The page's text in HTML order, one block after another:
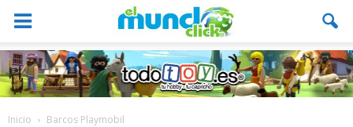
Inicio Barcos Playmobil